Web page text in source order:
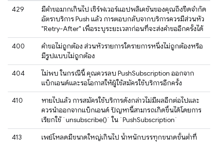
429
มีคำขอมากเกินไป เซิร์ฟเวอร์แอปพลิเคชันของคุณถึงขีดจำกัด
อัตราบริการ Push แล้ว การตอบกลับจากบริการควรมีส่วนหัว
"Retry-After" เพื่อระบุระยะเวลาก่อนที่จะส่งคำขออีกครั้งได้
400
คำขอไม่ถูกต้อง ส่วนหัวรายการใดรายการหนึ่งไม่ถูกต้องหรือ
มีรูปแบบไม่ถูกต้อง
404
ไม่พบ ในกรณีนี้ คุณควรลบ PushSubscription ออกจาก
แบ็กเอนด์และรอโอกาสให้ผู้ใช้สมัครใช้บริการอีกครั้ง
410
หายไปแล้ว การสมัครใช้บริการดังกล่าวไม่มีผลอีกต่อไปและ
ควรนําออกจากแบ็กเอนด์ ปัญหานี้สามารถเกิดขึ้นได้โดยการ
เรียกใช้ `unsubscribe()` ใน `PushSubscription`
413
เพย์โหลดมีขนาดใหญ่เกินไป น้ำหนักบรรทุกขนาดขั้นต่ำที่